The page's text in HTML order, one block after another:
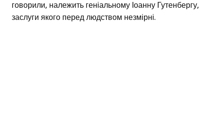
говорили, належить геніальному Іоанну Гутенбергу,
заслуги якого перед людством незмірні.